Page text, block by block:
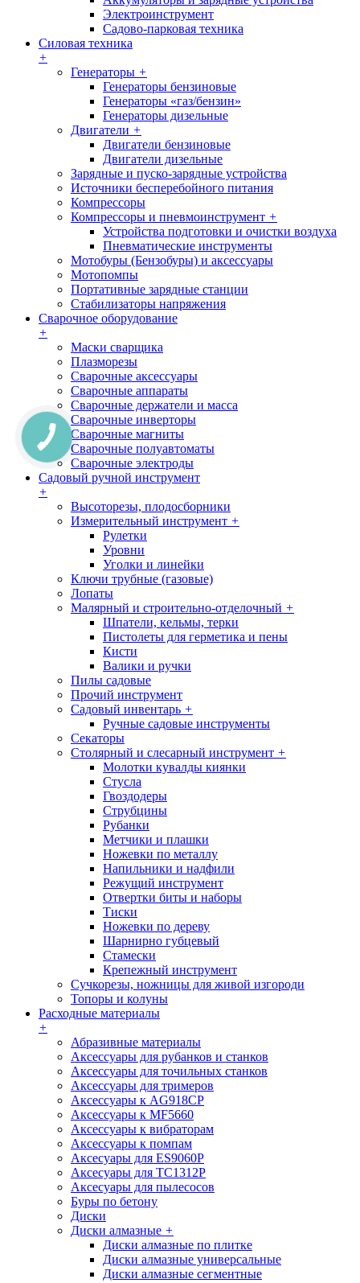
Электроинструмент
Садово-парковая техника
Силовая техника
+
Генераторы +
Генераторы бензиновые
Генераторы «газ/бензин»
Генераторы дизельные
Двигатели +
Двигатели бензиновые
Двигатели дизельные
Зарядные и пуско-зарядные устройства
Источники бесперебойного питания
Компрессоры
Компрессоры и пневмоинструмент +
Устройства подготовки и очистки воздуха
Пневматические инструменты
Мотобуры (Бензобуры) и аксессуары
Мотопомпы
Портативные зарядные станции
Стабилизаторы напряжения
Сварочное оборудование
+
Маски сварщика
Плазморезы
Сварочные аксессуары
Сварочные аппараты
Сварочные держатели и масса
Сварочные инверторы
Сварочные магниты
Сварочные полуавтоматы
Сварочные электроды
Садовый ручной инструмент
+
Высоторезы, плодосборники
Измерительный инструмент +
Рулетки
Уровни
Уголки и линейки
Ключи трубные (газовые)
Лопаты
Малярный и строительно-отделочный +
Шпатели, кельмы, терки
Пистолеты для герметика и пены
Кисти
Валики и ручки
Пилы садовые
Прочий инструмент
Садовый инвентарь +
Ручные садовые инструменты
Секаторы
Столярный и слесарный инструмент +
Молотки кувалды киянки
Стусла
Гвоздодеры
Струбцины
Рубанки
Метчики и плашки
Ножевки по металлу
Напильники и надфили
Режущий инструмент
Отвертки биты и наборы
Тиски
Ножевки по дереву
Шарнирно губцевый
Стамески
Крепежный инструмент
Сучкорезы, ножницы для живой изгороди
Топоры и колуны
Расходные материалы
+
Абразивные материалы
Аксессуары для рубанков и станков
Аксессуары для точильных станков
Аксессуары для тримеров
Аксессуары к AG918CP
Аксессуары к MF5660
Аксессуары к вибраторам
Аксессуары к помпам
Аксесуары для ES9060P
Аксесуары для TC1312P
Аксесуары для пылесосов
Буры по бетону
Диски
Диски алмазные +
Диски алмазные по плитке
Диски алмазные универсальные
Диски алмазные сегментные